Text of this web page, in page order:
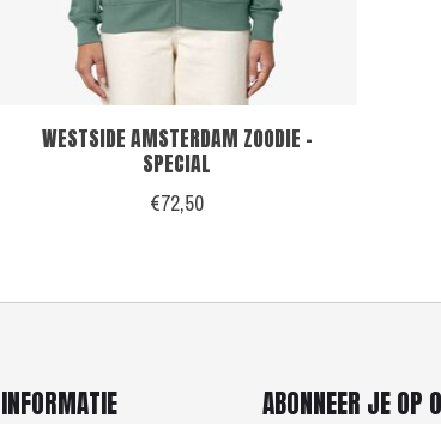
WESTSIDE AMSTERDAM ZOODIE -
SPECIAL
€72,50
INFORMATIE ABONNEER JE OP